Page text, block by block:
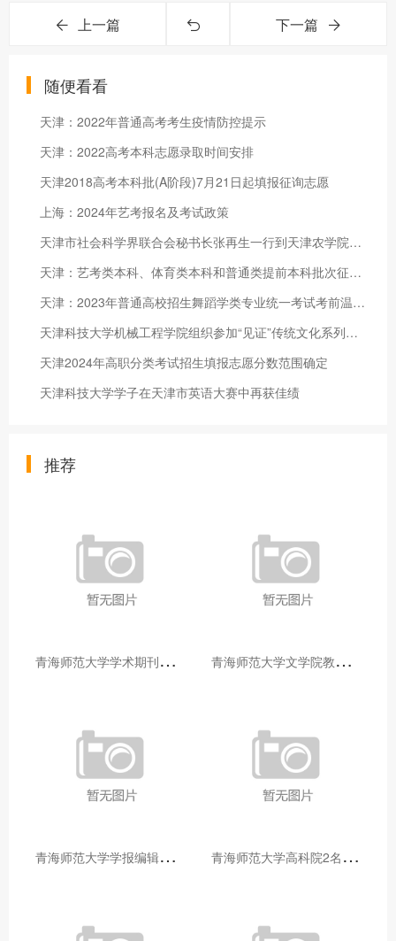
上一篇 下一篇
随便看看
天津：2022年普通高考考生疫情防控提示
天津：2022高考本科志愿录取时间安排
天津2018高考本科批(A阶段)7月21日起填报征询志愿
上海：2024年艺考报名及考试政策
天津市社会科学界联合会秘书长张再生一行到天津农学院调研
天津：艺考类本科、体育类本科和普通类提前本科批次征询志愿录取结果可查
天津：2023年普通高校招生舞蹈学类专业统一考试考前温馨提示
天津科技大学机械工程学院组织参加“见证”传统文化系列讲座
天津2024年高职分类考试招生填报志愿分数范围确定
天津科技大学学子在天津市英语大赛中再获佳绩
推荐
青
海师范大学学术期刊两个专栏入选2025年青海省期刊重点专栏 青
海师范大学文学院教师赴山东省相关高校和学术机构交流学习
青
海师范大学学报编辑部赴大通县城关镇上毛佰胜村开展帮扶慰问活动 青
海师范大学高科院2名专家当选中国科学院院士